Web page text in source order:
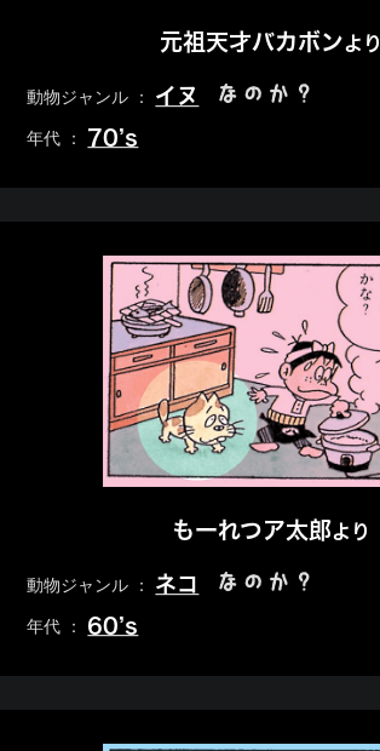
元祖天才バカボンより
動物ジャンル ： イヌ なのか？
年代 ： 70’s
もーれつア太郎より
動物ジャンル ： ネコ なのか？
年代 ： 60’s